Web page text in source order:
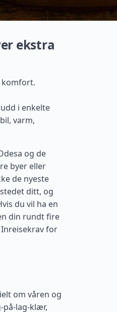
ekstra
komfort.
i enkelte
varm,
og de
byer eller
de nyeste
ditt, og
du vil ha en
din rundt fire
Inreisekrav for
om våren og
på-lag-klær,